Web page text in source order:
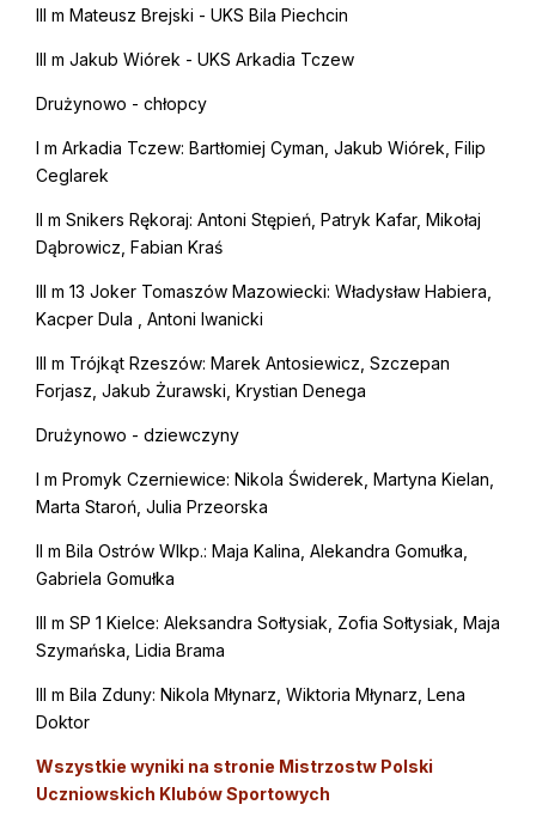
III m Mateusz Brejski - UKS Bila Piechcin
III m Jakub Wiórek - UKS Arkadia Tczew
Drużynowo - chłopcy
I m Arkadia Tczew: Bartłomiej Cyman, Jakub Wiórek, Filip
Ceglarek
II m Snikers Rękoraj: Antoni Stępień, Patryk Kafar, Mikołaj
Dąbrowicz, Fabian Kraś
III m 13 Joker Tomaszów Mazowiecki: Władysław Habiera,
Kacper Dula , Antoni Iwanicki
III m Trójkąt Rzeszów: Marek Antosiewicz, Szczepan
Forjasz, Jakub Żurawski, Krystian Denega
Drużynowo - dziewczyny
I m Promyk Czerniewice: Nikola Świderek, Martyna Kielan,
Marta Staroń, Julia Przeorska
II m Bila Ostrów Wlkp.: Maja Kalina, Alekandra Gomułka,
Gabriela Gomułka
III m SP 1 Kielce: Aleksandra Sołtysiak, Zofia Sołtysiak, Maja
Szymańska, Lidia Brama
III m Bila Zduny: Nikola Młynarz, Wiktoria Młynarz, Lena
Doktor
Wszystkie wyniki na stronie Mistrzostw Polski
Uczniowskich Klubów Sportowych